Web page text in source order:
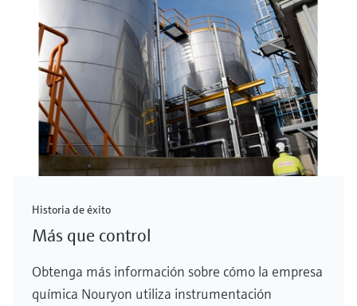
Historia de éxito
Más que control
Obtenga más información sobre cómo la empresa
química Nouryon utiliza instrumentación